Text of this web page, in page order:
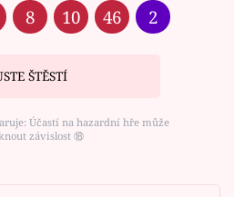
8 10 46 2
ŠTĚSTÍ
Účastí na hazardní hře může
závislost ⑱